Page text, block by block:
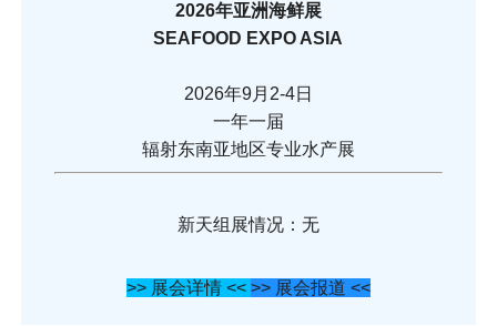
2026年亚洲海鲜展
SEAFOOD EXPO ASIA
2026年9月2-4日
一年一届
辐射东南亚地区专业水产展
新天组展情况：无
>> 展会详情 << >> 展会报道 <<